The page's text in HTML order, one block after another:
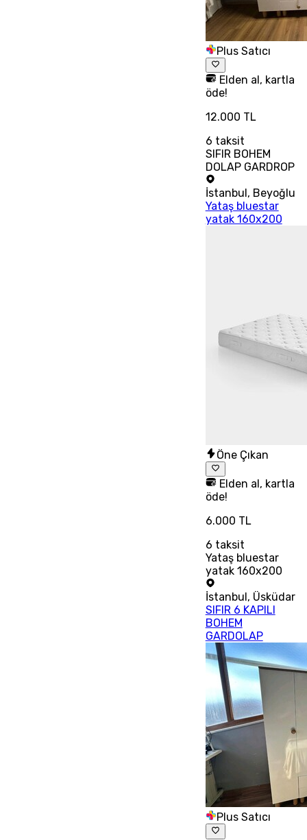
Plus Satıcı
Elden al, kartla
öde!
12.000 TL
6 taksit
SIFIR BOHEM
DOLAP GARDROP
İstanbul, Beyoğlu
Yataş bluestar
yatak 160x200
Öne Çıkan
Elden al, kartla
öde!
6.000 TL
6 taksit
Yataş bluestar
yatak 160x200
İstanbul , Üsküdar
SIFIR 6 KAPILI
BOHEM
GARDOLAP
Plus Satıcı